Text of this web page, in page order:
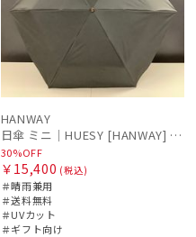
HANWAY
日傘 ミニ｜HUESY [HANWAY] @yucca.mmm様ご紹介アイテム
30%OFF
￥15,400 (税込)
＃晴雨兼用
＃送料無料
＃UVカット
＃ギフト向け